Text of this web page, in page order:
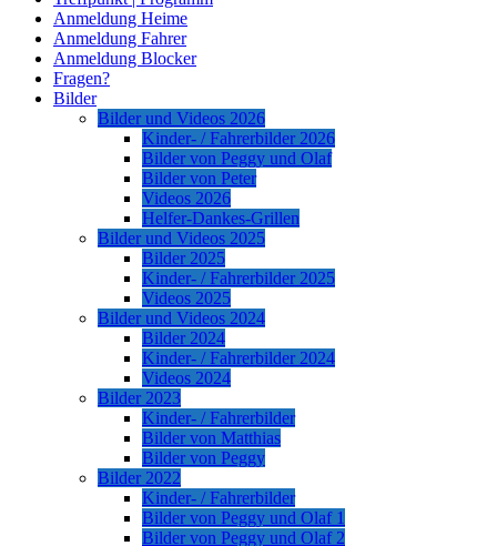
Anmeldung Heime
Anmeldung Fahrer
Anmeldung Blocker
Fragen?
Bilder
Bilder und Videos 2026
Kinder- / Fahrerbilder 2026
Bilder von Peggy und Olaf
Bilder von Peter
Videos 2026
Helfer-Dankes-Grillen
Bilder und Videos 2025
Bilder 2025
Kinder- / Fahrerbilder 2025
Videos 2025
Bilder und Videos 2024
Bilder 2024
Kinder- / Fahrerbilder 2024
Videos 2024
Bilder 2023
Kinder- / Fahrerbilder
Bilder von Matthias
Bilder von Peggy
Bilder 2022
Kinder- / Fahrerbilder
Bilder von Peggy und Olaf 1
Bilder von Peggy und Olaf 2